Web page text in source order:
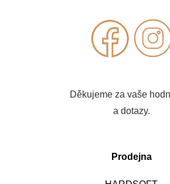
Děkujeme za vaše
a dotazy.
Prodejna